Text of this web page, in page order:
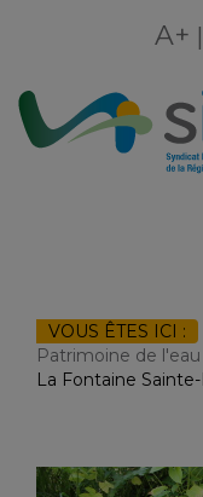
A+ |
VOUS ÊTES ICI :
Patrimoine de l'eau
La Fontaine